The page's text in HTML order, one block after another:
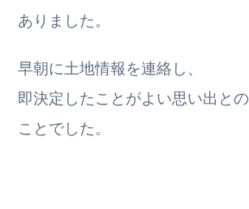
ありました。
早朝に土地情報を連絡し、
即決定したことがよい思い出との
ことでした。